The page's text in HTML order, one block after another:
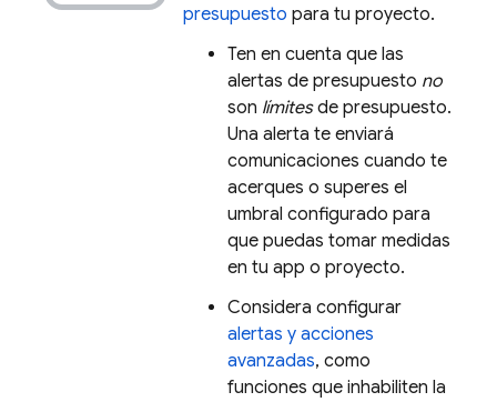
presupuesto para tu proyecto.
Ten en cuenta que las
alertas de presupuesto no
son límitesde presupuesto.
Una alerta te enviará
comunicaciones cuando te
acerques o superes el
umbral configurado para
que puedas tomar medidas
en tu app o proyecto.
Considera configurar
alertas y acciones
avanzadas, como
funciones que inhabiliten la